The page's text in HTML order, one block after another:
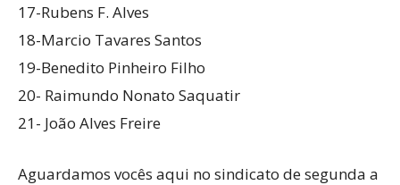
17-Rubens F. Alves
18-Marcio Tavares Santos
19-Benedito Pinheiro Filho
20- Raimundo Nonato Saquatir
21- João Alves Freire
Aguardamos vocês aqui no sindicato de segunda a